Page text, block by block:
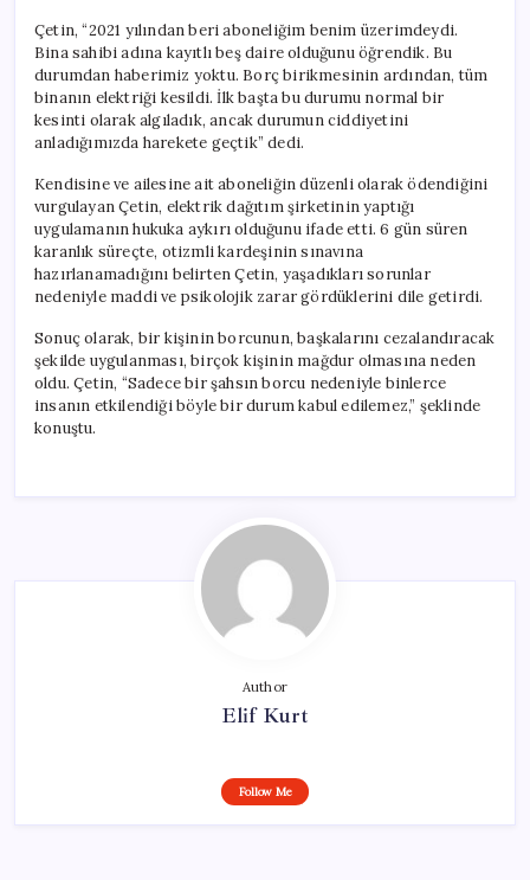
Çetin, “2021 yılından beri aboneliğim benim üzerimdeydi.
Bina sahibi adına kayıtlı beş daire olduğunu öğrendik. Bu
durumdan haberimiz yoktu. Borç birikmesinin ardından, tüm
binanın elektriği kesildi. İlk başta bu durumu normal bir
kesinti olarak algıladık, ancak durumun ciddiyetini
anladığımızda harekete geçtik” dedi.
Kendisine ve ailesine ait aboneliğin düzenli olarak ödendiğini
vurgulayan Çetin, elektrik dağıtım şirketinin yaptığı
uygulamanın hukuka aykırı olduğunu ifade etti. 6 gün süren
karanlık süreçte, otizmli kardeşinin sınavına
hazırlanamadığını belirten Çetin, yaşadıkları sorunlar
nedeniyle maddi ve psikolojik zarar gördüklerini dile getirdi.
Sonuç olarak, bir kişinin borcunun, başkalarını cezalandıracak
şekilde uygulanması, birçok kişinin mağdur olmasına neden
oldu. Çetin, “Sadece bir şahsın borcu nedeniyle binlerce
insanın etkilendiği böyle bir durum kabul edilemez,” şeklinde
konuştu.
Author
Elif Kurt
Follow Me